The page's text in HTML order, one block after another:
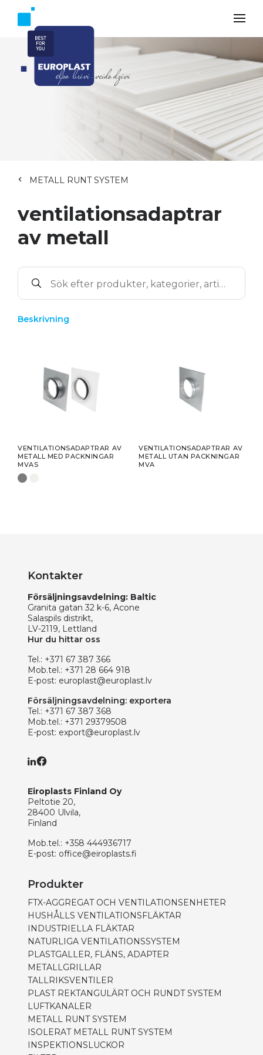
METALL RUNT SYSTEM
ventilationsadaptrar
av metall
Beskrivning
VENTILATIONSADAPTRAR AV
METALL MED PACKNINGAR
MVAS
VENTILATIONSADAPTRAR AV
METALL UTAN PACKNINGAR
MVA
Kontakter
Försäljningsavdelning: Baltic
Granita gatan 32 k-6, Acone
Salaspils distrikt,
LV-2119, Lettland
Hur du hittar oss
Tel.: +371 67 387 366
Mob.tel.: +371 28 664 918
E-post: europlast@europlast.lv
Försäljningsavdelning: exportera
Tel.: +371 67 387 368
Mob.tel.: +371 29379508
E-post: export@europlast.lv
Eiroplasts Finland Oy
Peltotie 20,
28400 Ulvila,
Finland
Mob.tel.: +358 444936717
E-post: office@eiroplasts.fi
Produkter
FTX-AGGREGAT OCH VENTILATIONSENHETER
HUSHÅLLS VENTILATIONSFLÄKTAR
INDUSTRIELLA FLÄKTAR
NATURLIGA VENTILATIONSSYSTEM
PLASTGALLER, FLÄNS, ADAPTER
METALLGRILLAR
TALLRIKSVENTILER
PLAST REKTANGULÄRT OCH RUNDT SYSTEM
LUFTKANALER
METALL RUNT SYSTEM
ISOLERAT METALL RUNT SYSTEM
INSPEKTIONSLUCKOR